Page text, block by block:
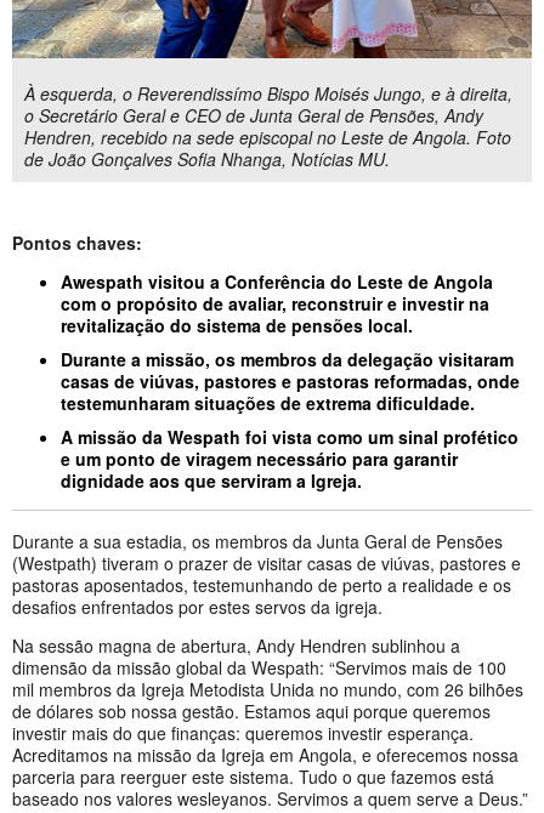
À esquerda, o Reverendissímo Bispo Moisés Jungo, e à direita,
o Secretário Geral e CEO de Junta Geral de Pensões, Andy
Hendren, recebido na sede episcopal no Leste de Angola. Foto
de João Gonçalves Sofia Nhanga, Notícias MU.
Pontos chaves:
Awespath visitou a Conferência do Leste de Angola
com o propósito de avaliar, reconstruir e investir na
revitalização do sistema de pensões local.
Durante a missão, os membros da delegação visitaram
casas de viúvas, pastores e pastoras reformadas, onde
testemunharam situações de extrema dificuldade.
A missão da Wespath foi vista como um sinal profético
e um ponto de viragem necessário para garantir
dignidade aos que serviram a Igreja.
Durante a sua estadia, os membros da Junta Geral de Pensões
(Westpath) tiveram o prazer de visitar casas de viúvas, pastores e
pastoras aposentados, testemunhando de perto a realidade e os
desafios enfrentados por estes servos da igreja.
Na sessão magna de abertura, Andy Hendren sublinhou a
dimensão da missão global da Wespath: “Servimos mais de 100
mil membros da Igreja Metodista Unida no mundo, com 26 bilhões
de dólares sob nossa gestão. Estamos aqui porque queremos
investir mais do que finanças: queremos investir esperança.
Acreditamos na missão da Igreja em Angola, e oferecemos nossa
parceria para reerguer este sistema. Tudo o que fazemos está
baseado nos valores wesleyanos. Servimos a quem serve a Deus.”